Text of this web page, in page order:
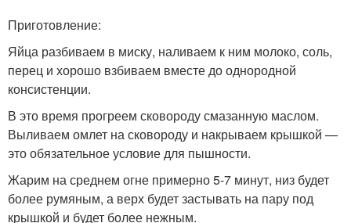
Приготовление:
Яйца разбиваем в миску, наливаем к ним молоко, соль,
перец и хорошо взбиваем вместе до однородной
консистенции.
В это время прогреем сковороду смазанную маслом.
Выливаем омлет на сковороду и накрываем крышкой —
это обязательное условие для пышности.
Жарим на среднем огне примерно 5-7 минут, низ будет
более румяным, а верх будет застывать на пару под
крышкой и будет более нежным.